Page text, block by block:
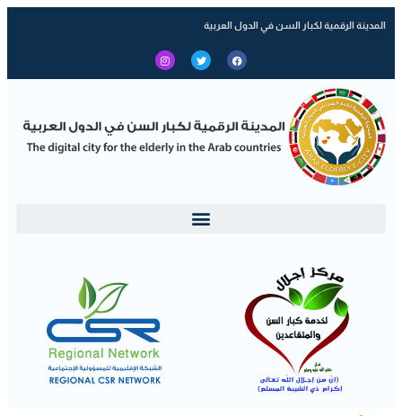
المدينة الرقمية لكبار السن في الدول العربية